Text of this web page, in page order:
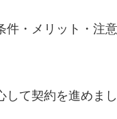
・メリット・注
て契約を進めまし